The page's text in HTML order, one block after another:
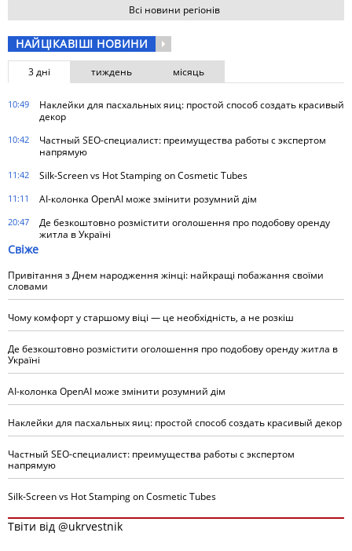
Всі новини регіонів
НАЙЦІКАВІШІ НОВИНИ
3 дні тиждень місяць
10:49
Наклейки для пасхальных яиц: простой способ создать красивый
декор
10:42
Частный SEO-специалист: преимущества работы с экспертом
напрямую
11:42 Silk-Screen vs Hot Stamping on Cosmetic Tubes
11:11 AI-колонка OpenAI може змінити розумний дім
20:47
Де безкоштовно розмістити оголошення про подобову оренду
житла в Україні
Свіже
Привітання з Днем народження жінці: найкращі побажання своїми
словами
Чому комфорт у старшому віці — це необхідність, а не розкіш
Де безкоштовно розмістити оголошення про подобову оренду житла в
Україні
AI-колонка OpenAI може змінити розумний дім
Наклейки для пасхальных яиц: простой способ создать красивый декор
Частный SEO-специалист: преимущества работы с экспертом
напрямую
Silk-Screen vs Hot Stamping on Cosmetic Tubes
Твіти від @ukrvestnik